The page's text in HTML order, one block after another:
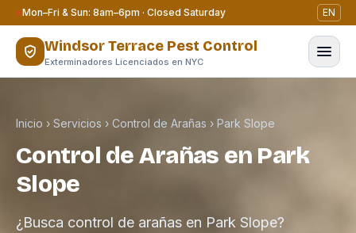
Saltar al contenido
Mon–Fri & Sun: 8am–6pm · Closed Saturday EN
Windsor Terrace Pest Control
Exterminadores Licenciados en NYC
Inicio › Servicios › Control de Arañas › Park Slope
Control de Arañas en Park
Slope
¿Busca control de arañas en Park Slope?